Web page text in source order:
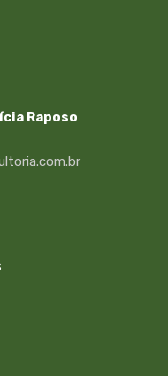
Raposo